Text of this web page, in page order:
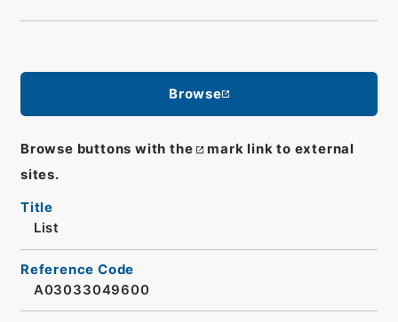
Browse
Browse buttons with the
mark link to external
sites.
Title
List
Reference Code
A03033049600